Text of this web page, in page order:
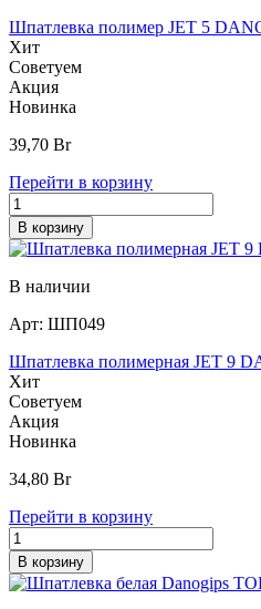
Шпатлевка полимер JET 5
Хит
Советуем
Акция
Новинка
39,70 Br
Перейти в корзину
В корзину
В наличии
Арт: ШП049
Шпатлевка полимерная JET 9
Хит
Советуем
Акция
Новинка
34,80 Br
Перейти в корзину
В корзину